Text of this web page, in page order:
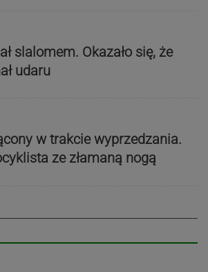
slalomem. Okazało się, że
udaru
w trakcie wyprzedzania.
ze złamaną nogą